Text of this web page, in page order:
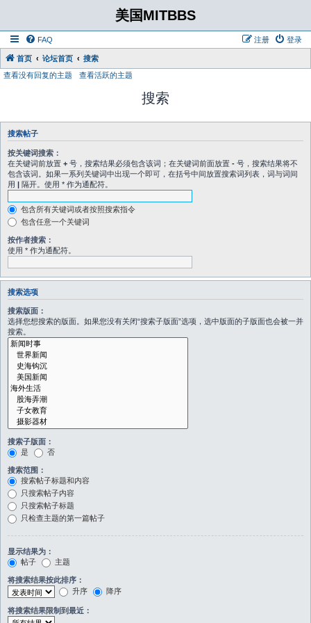
美国MITBBS
FAQ 登录
注册
首页 论坛首页
搜索
查看没有回复的主题
查看活跃的主题
搜索
搜索帖子
按关键词搜索：
在关键词前放置 + 号，搜索结果必须包含该词；在关键词前面放置 - 号，搜索结果将不
包含该词。如果一系列关键词中出现一个即可，在括号中间放置搜索词列表，词与词间
用 | 隔开。使用 * 作为通配符。
包含所有关键词或者按照搜索指令
包含任意一个关键词
按作者搜索：
使用 * 作为通配符。
搜索选项
搜索版面：
选择您想搜索的版面。如果您没有关闭“搜索子版面”选项，选中版面的子版面也会被一并
搜索。
搜索子版面：
是
否
搜索范围：
搜索帖子标题和内容
只搜索帖子内容
只搜索帖子标题
只检查主题的第一篇帖子
显示结果为：
帖子
主题
将搜索结果按此排序：
升序
降序
将搜索结果限制到最近：